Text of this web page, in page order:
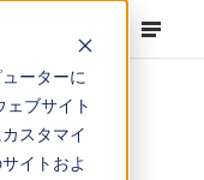
ーターに
ブサイト
スタマイ
イトおよ